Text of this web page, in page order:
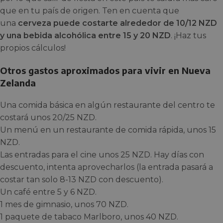
que en tu país de origen. Ten en cuenta que
una cerveza puede costarte alrededor de 10/12 NZD
y una bebida alcohólica entre 15 y 20 NZD. ¡Haz tus
propios cálculos!
Otros gastos aproximados para vivir en Nueva
Zelanda
Una comida básica en algún restaurante del centro te
costará unos 20/25 NZD.
Un menú en un restaurante de comida rápida, unos 15
NZD.
Las entradas para el cine unos 25 NZD. Hay días con
descuento, intenta aprovecharlos (la entrada pasará a
costar tan solo 8-13 NZD con descuento).
Un café entre 5 y 6 NZD.
1 mes de gimnasio, unos 70 NZD.
1 paquete de tabaco Marlboro, unos 40 NZD.